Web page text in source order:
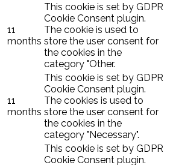
11
months
This cookie is set by GDPR
Cookie Consent plugin.
The cookie is used to
store the user consent for
the cookies in the
category "Other.
11
months
This cookie is set by GDPR
Cookie Consent plugin.
The cookies is used to
store the user consent for
the cookies in the
category "Necessary".
This cookie is set by GDPR
Cookie Consent plugin.